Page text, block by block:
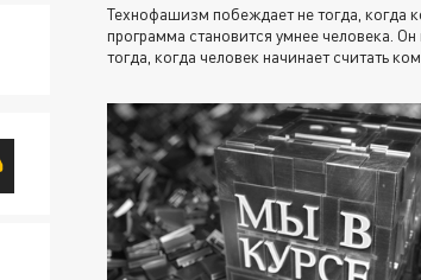
Технофашизм побеждает не тогда, когда
программа становится умнее человека.
тогда, когда человек начинает считать